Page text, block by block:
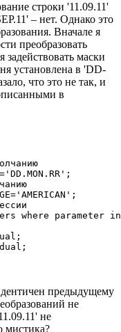
строки '11.09.11'
– нет. Однако это
Вначале я
преобразовать
задействовать маски
установлена в 'DD-
что это не так, и
в
parameter in
предыдущему
не
не
мистика?